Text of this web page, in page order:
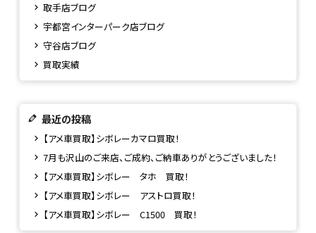
取手店ブログ
宇都宮インターパーク店ブログ
守谷店ブログ
買取実績
最近の投稿
【アメ車買取】シボレーカマロ買取！
7月も沢山のご来店、ご成約、ご納車ありがとうございました！
【アメ車買取】シボレー タホ 買取！
【アメ車買取】シボレー アストロ買取！
【アメ車買取】シボレー C1500 買取！